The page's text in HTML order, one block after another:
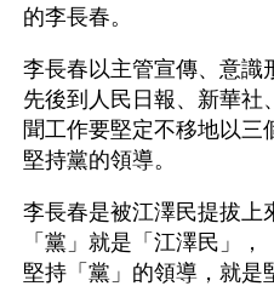
的李長春。
李長春以主管宣傳、意識
先後到人民日報、新華社
聞工作要堅定不移地以三
堅持黨的領導。
李長春是被江澤民提拔上
「黨」就是「江澤民」
堅持「黨」的領導，就是